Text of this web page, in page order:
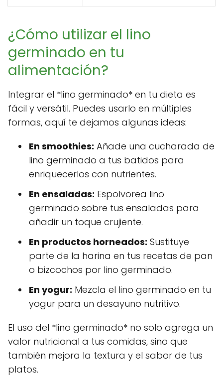
¿Cómo utilizar el lino
germinado en tu
alimentación?
Integrar el *lino germinado* en tu dieta es
fácil y versátil. Puedes usarlo en múltiples
formas, aquí te dejamos algunas ideas:
En smoothies: Añade una cucharada de
lino germinado a tus batidos para
enriquecerlos con nutrientes.
En ensaladas: Espolvorea lino
germinado sobre tus ensaladas para
añadir un toque crujiente.
En productos horneados: Sustituye
parte de la harina en tus recetas de pan
o bizcochos por lino germinado.
En yogur: Mezcla el lino germinado en tu
yogur para un desayuno nutritivo.
El uso del *lino germinado* no solo agrega un
valor nutricional a tus comidas, sino que
también mejora la textura y el sabor de tus
platos.